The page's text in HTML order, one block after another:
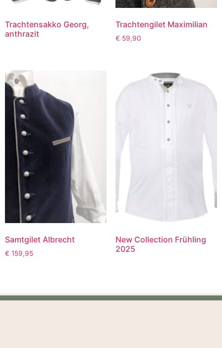
Trachtensakko Georg,
anthrazit
Trachtengilet Maximilian
€ 59,90
Samtgilet Albrecht
€ 159,95
New Collection Frühling
2025